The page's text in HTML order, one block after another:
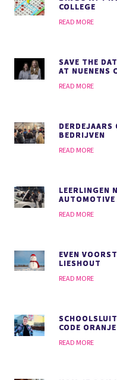
COLLEGE
READ MORE
SAVE THE
AT NUENENS
READ MORE
BEDRIJVEN
READ MORE
LEERLINGEN
AUTOMOTIVE
READ MORE
EVEN
LIESHOUT
READ MORE
CODE ORANJE
READ MORE